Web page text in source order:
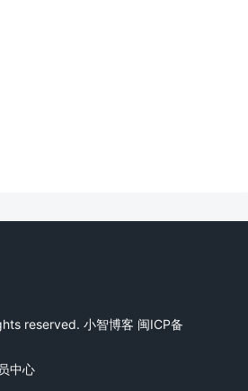
reserved. 小智博客 闽ICP备
中心